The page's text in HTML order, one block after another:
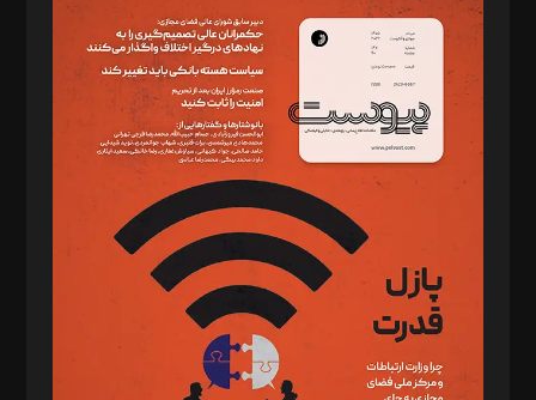
سردبیر: مهرک محمودی
دبیر تحریریه: میثم قاسمی
د‌بیر ناداستان: سمانه سمیع
د‌بیر خدمت و تجارت: ابوالفضل رجبی
د‌بیر حقوق فناوری: حسام‌الدین ایپکچی
د‌بیر پیوست جهان: مینا پاکدل
د‌بیر تحریریه آنلاین: بابک نقاش
تحریریه‌: مجتبی محمود‌ی، آرش برهمند، یسنا امان‌پور، سروش کرمیان،
مصطفی مسجدی آرانی، ابوالفضل رجبی، زهرا فکرانه، فائزه فتحی
رستمی،مصطفی باستان
ویرایش: نگار استاد‌‌آقا
طراح یونیفرم: مجید توکلی